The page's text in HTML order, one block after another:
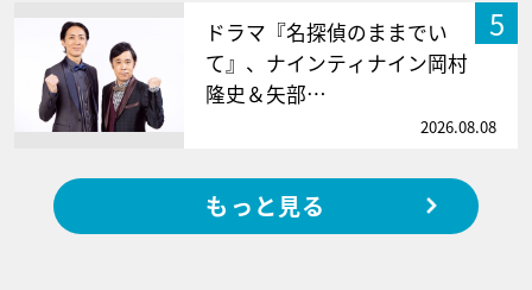
5
ドラマ『名探偵のままでい
て』、ナインティナイン岡村
隆史＆矢部…
2026.08.08
もっと見る